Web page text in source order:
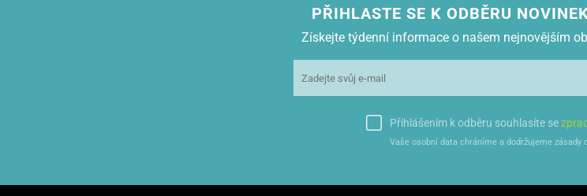
PŘIHLASTE SE K ODBĚRU
Získejte týdenní informace o našem nejnovějším
Přihlášením k odběru souhlasíte se
Vaše osobní data chráníme a dodržujeme zásady